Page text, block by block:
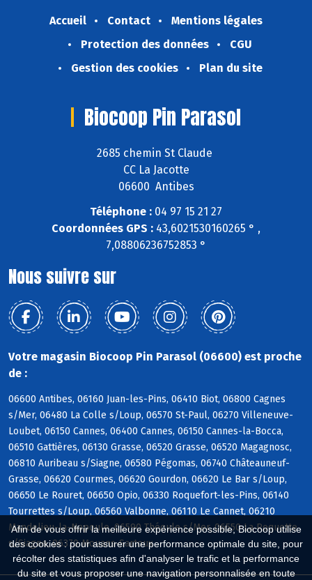
Afin de vous offrir la meilleure expérience possible, Biocoop utilise
des cookies : pour assurer une performance optimale du site, pour
récolter des statistiques afin d'analyser le trafic et la performance
du site et vous proposer une navigation personnalisée en toute
Accueil Contact
Mentions légales
Protection des données
CGU
Gestion des cookies
Plan du site
Biocoop Pin Parasol
2685 chemin St Claude
CC La Jacotte
06600 Antibes
Téléphone : 04 97 15 21 27
Coordonnées GPS : 43,6021530160265 ° ,
7,08806236752853 °
Nous suivre sur
Votre magasin Biocoop Pin Parasol (06600) est proche
de :
06600 Antibes, 06160 Juan-les-Pins, 06410 Biot, 06800 Cagnes
s/Mer, 06480 La Colle s/Loup, 06570 St-Paul, 06270 Villeneuve-
Loubet, 06150 Cannes, 06400 Cannes, 06150 Cannes-la-Bocca,
06510 Gattières, 06130 Grasse, 06520 Grasse, 06520 Magagnosc,
06810 Auribeau s/Siagne, 06580 Pégomas, 06740 Châteauneuf-
Grasse, 06620 Courmes, 06620 Gourdon, 06620 Le Bar s/Loup,
06650 Le Rouret, 06650 Opio, 06330 Roquefort-les-Pins, 06140
Tourrettes s/Loup, 06560 Valbonne, 06110 Le Cannet, 06210
Mandelieu-la-Napoule, 06590 Théoule s/Mer, 06550 La Roquette
s/Siagne, 06370 Mouans-Sartoux